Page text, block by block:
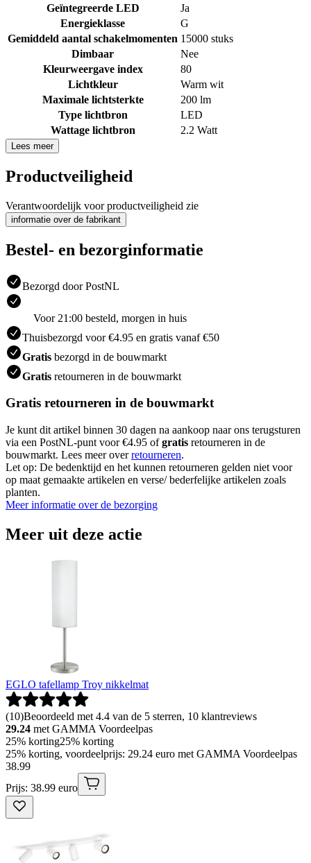
Geïntegreerde LED
Ja
Energieklasse
G
Gemiddeld aantal schakelmomenten 15000 stuks
Dimbaar
Nee
Kleurweergave index
80
Lichtkleur
Warm wit
Maximale lichtsterkte
200 lm
Type lichtbron
LED
Wattage lichtbron
2.2 Watt
Lees meer
Productveiligheid
Verantwoordelijk voor productveiligheid zie
informatie over de fabrikant
Bestel- en bezorginformatie
Bezorgd door PostNL
Voor 21:00 besteld, morgen in huis
Thuisbezorgd voor €4.95 en gratis vanaf €50
Gratis bezorgd in de bouwmarkt
Gratis retourneren in de bouwmarkt
Gratis retourneren in de bouwmarkt
Je kunt dit artikel binnen 30 dagen na aankoop naar ons terugsturen
via een PostNL-punt voor €4.95 ofgratis retourneren in de
bouwmarkt. Lees meer overretourneren.
Let op: De bedenktijd en het kunnen retourneren gelden niet voor
op maat gemaakte artikelen en verse/ bederfelijke artikelen zoals
planten.
Meer informatie over de bezorging
Meer uit deze actie
EGLO tafellamp Troy nikkelmat
(10)Beoordeeld met 4.4 van de 5 sterren, 10 klantreviews
29.24 met GAMMA Voordeelpas
25% korting25% korting
25% korting, voordeelprijs: 29.24 euro met GAMMA Voordeelpas
38.99
Prijs: 38.99 euro